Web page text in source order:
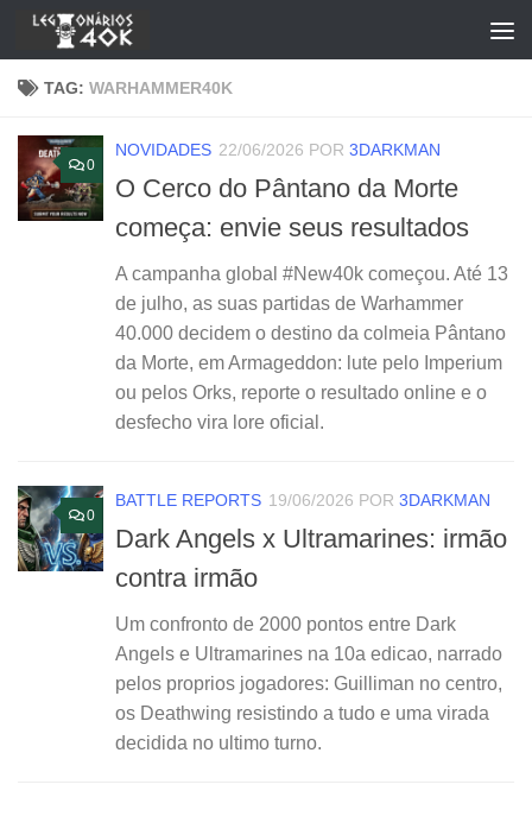
Skip to content
TAG: WARHAMMER40K
0
NOVIDADES 22/06/2026 POR 3DARKMAN
O Cerco do Pântano da Morte
começa: envie seus resultados
A campanha global #New40k começou. Até 13
de julho, as suas partidas de Warhammer
40.000 decidem o destino da colmeia Pântano
da Morte, em Armageddon: lute pelo Imperium
ou pelos Orks, reporte o resultado online e o
desfecho vira lore oficial.
0
BATTLE REPORTS 19/06/2026 POR 3DARKMAN
Dark Angels x Ultramarines: irmão
contra irmão
Um confronto de 2000 pontos entre Dark
Angels e Ultramarines na 10a edicao, narrado
pelos proprios jogadores: Guilliman no centro,
os Deathwing resistindo a tudo e uma virada
decidida no ultimo turno.